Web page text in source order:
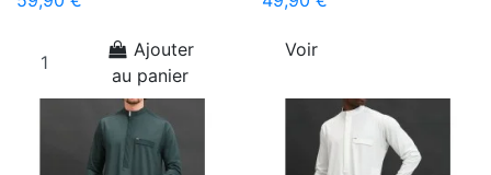
Ajouter
au panier
Voir